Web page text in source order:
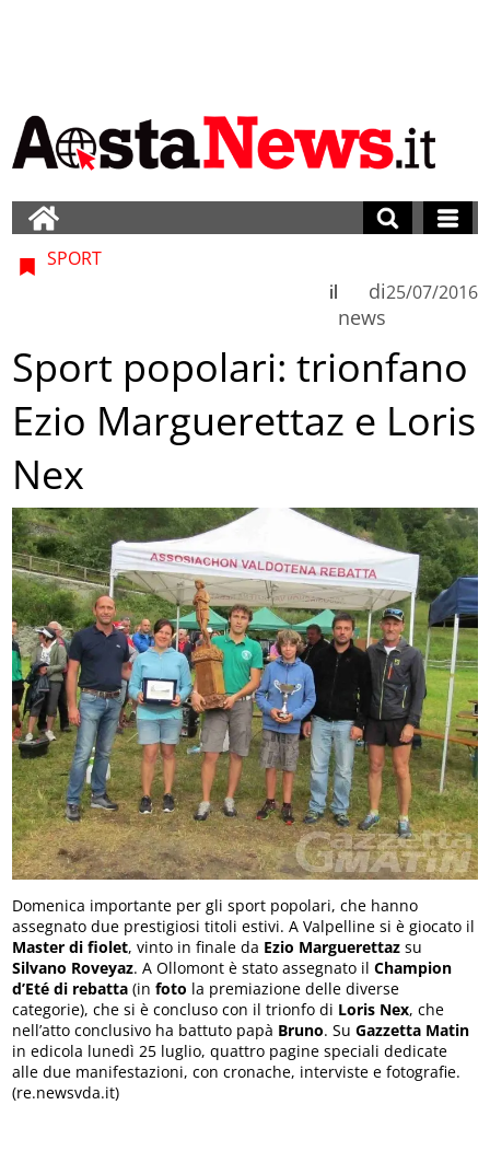
SPORT
di
news
il 25/07/2016
Sport popolari: trionfano
Ezio Marguerettaz e Loris
Nex
Domenica importante per gli sport popolari, che hanno
assegnato due prestigiosi titoli estivi. A Valpelline si è giocato il
Master di fiolet, vinto in finale da Ezio Marguerettaz su
Silvano Roveyaz. A Ollomont è stato assegnato ilChampion
d’Eté di rebatta(infoto la premiazione delle diverse
categorie), che si è concluso con il trionfo di Loris Nex, che
nell’atto conclusivo ha battuto papà Bruno. SuGazzetta Matin
in edicola lunedì 25 luglio, quattro pagine speciali dedicate
alle due manifestazioni, con cronache, interviste e fotografie.
(re.newsvda.it)